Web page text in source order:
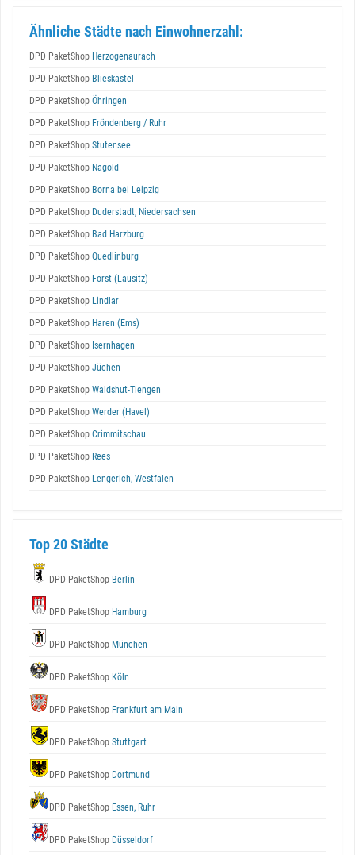
Ähnliche Städte nach Einwohnerzahl:
DPD PaketShop Herzogenaurach
DPD PaketShop Blieskastel
DPD PaketShop Öhringen
DPD PaketShop Fröndenberg / Ruhr
DPD PaketShop Stutensee
DPD PaketShop Nagold
DPD PaketShop Borna bei Leipzig
DPD PaketShop Duderstadt, Niedersachsen
DPD PaketShop Bad Harzburg
DPD PaketShop Quedlinburg
DPD PaketShop Forst (Lausitz)
DPD PaketShop Lindlar
DPD PaketShop Haren (Ems)
DPD PaketShop Isernhagen
DPD PaketShop Jüchen
DPD PaketShop Waldshut-Tiengen
DPD PaketShop Werder (Havel)
DPD PaketShop Crimmitschau
DPD PaketShop Rees
DPD PaketShop Lengerich, Westfalen
Top 20 Städte
DPD PaketShop Berlin
DPD PaketShop Hamburg
DPD PaketShop München
DPD PaketShop Köln
DPD PaketShop Frankfurt am Main
DPD PaketShop Stuttgart
DPD PaketShop Dortmund
DPD PaketShop Essen, Ruhr
DPD PaketShop Düsseldorf